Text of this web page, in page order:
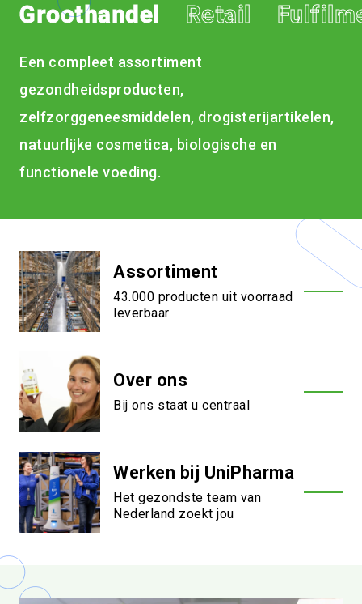
Een compleet assortiment
gezondheidsproducten,
zelfzorggeneesmiddelen, drogisterijartikelen,
natuurlijke cosmetica, biologische en
functionele voeding.
Groothandel Retail
Assortiment
43.000 producten uit voorraad
leverbaar
Over ons
Bij ons staat u centraal
Werken bij UniPharma
Het gezondste team van
Nederland zoekt jou